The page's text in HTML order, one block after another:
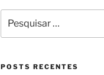
por:
POSTS RECENTES